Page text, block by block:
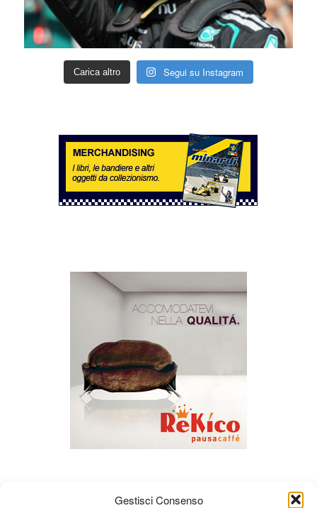
Gestisci Consenso
Carica altro Segui su Instagram